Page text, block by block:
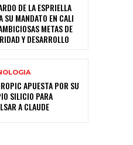
DE LA ESPRIELLA
SU MANDATO EN CALI
METAS DE
Y DESARROLLO
APUESTA POR SU
SILICIO PARA
A CLAUDE